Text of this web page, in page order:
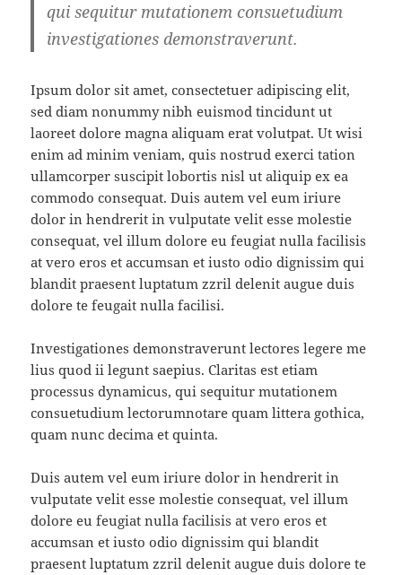
qui sequitur mutationem consuetudium
investigationes demonstraverunt.
Ipsum dolor sit amet, consectetuer adipiscing elit,
sed diam nonummy nibh euismod tincidunt ut
laoreet dolore magna aliquam erat volutpat. Ut wisi
enim ad minim veniam, quis nostrud exerci tation
ullamcorper suscipit lobortis nisl ut aliquip ex ea
commodo consequat. Duis autem vel eum iriure
dolor in hendrerit in vulputate velit esse molestie
consequat, vel illum dolore eu feugiat nulla facilisis
at vero eros et accumsan et iusto odio dignissim qui
blandit praesent luptatum zzril delenit augue duis
dolore te feugait nulla facilisi.
Investigationes demonstraverunt lectores legere me
lius quod ii legunt saepius. Claritas est etiam
processus dynamicus, qui sequitur mutationem
consuetudium lectorumnotare quam littera gothica,
quam nunc decima et quinta.
Duis autem vel eum iriure dolor in hendrerit in
vulputate velit esse molestie consequat, vel illum
dolore eu feugiat nulla facilisis at vero eros et
accumsan et iusto odio dignissim qui blandit
praesent luptatum zzril delenit augue duis dolore te